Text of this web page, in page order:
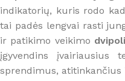
indikatorių, kuris rodo
tai padės lengvai rasti
ir patikimo veikimo
įgyvendins įvairiausius
sprendimus, atitinkančius